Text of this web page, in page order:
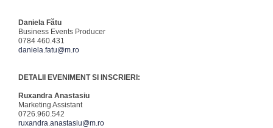
Daniela Fătu
Business Events Producer
0784 460.431
daniela.fatu@m.ro
DETALII EVENIMENT SI INSCRIERI:
Ruxandra Anastasiu
Marketing Assistant
0726.960.542
ruxandra.anastasiu@m.ro